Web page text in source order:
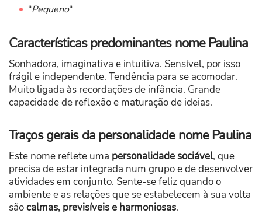
“Pequeno“
Características predominantes nome Paulina
Sonhadora, imaginativa e intuitiva. Sensível, por isso
frágil e independente. Tendência para se acomodar.
Muito ligada às recordações de infância. Grande
capacidade de reflexão e maturação de ideias.
Traços gerais da personalidade nome Paulina
Este nome reflete uma personalidade sociável, que
precisa de estar integrada num grupo e de desenvolver
atividades em conjunto. Sente-se feliz quando o
ambiente e as relações que se estabelecem à sua volta
sãocalmas, previsíveis e harmoniosas.